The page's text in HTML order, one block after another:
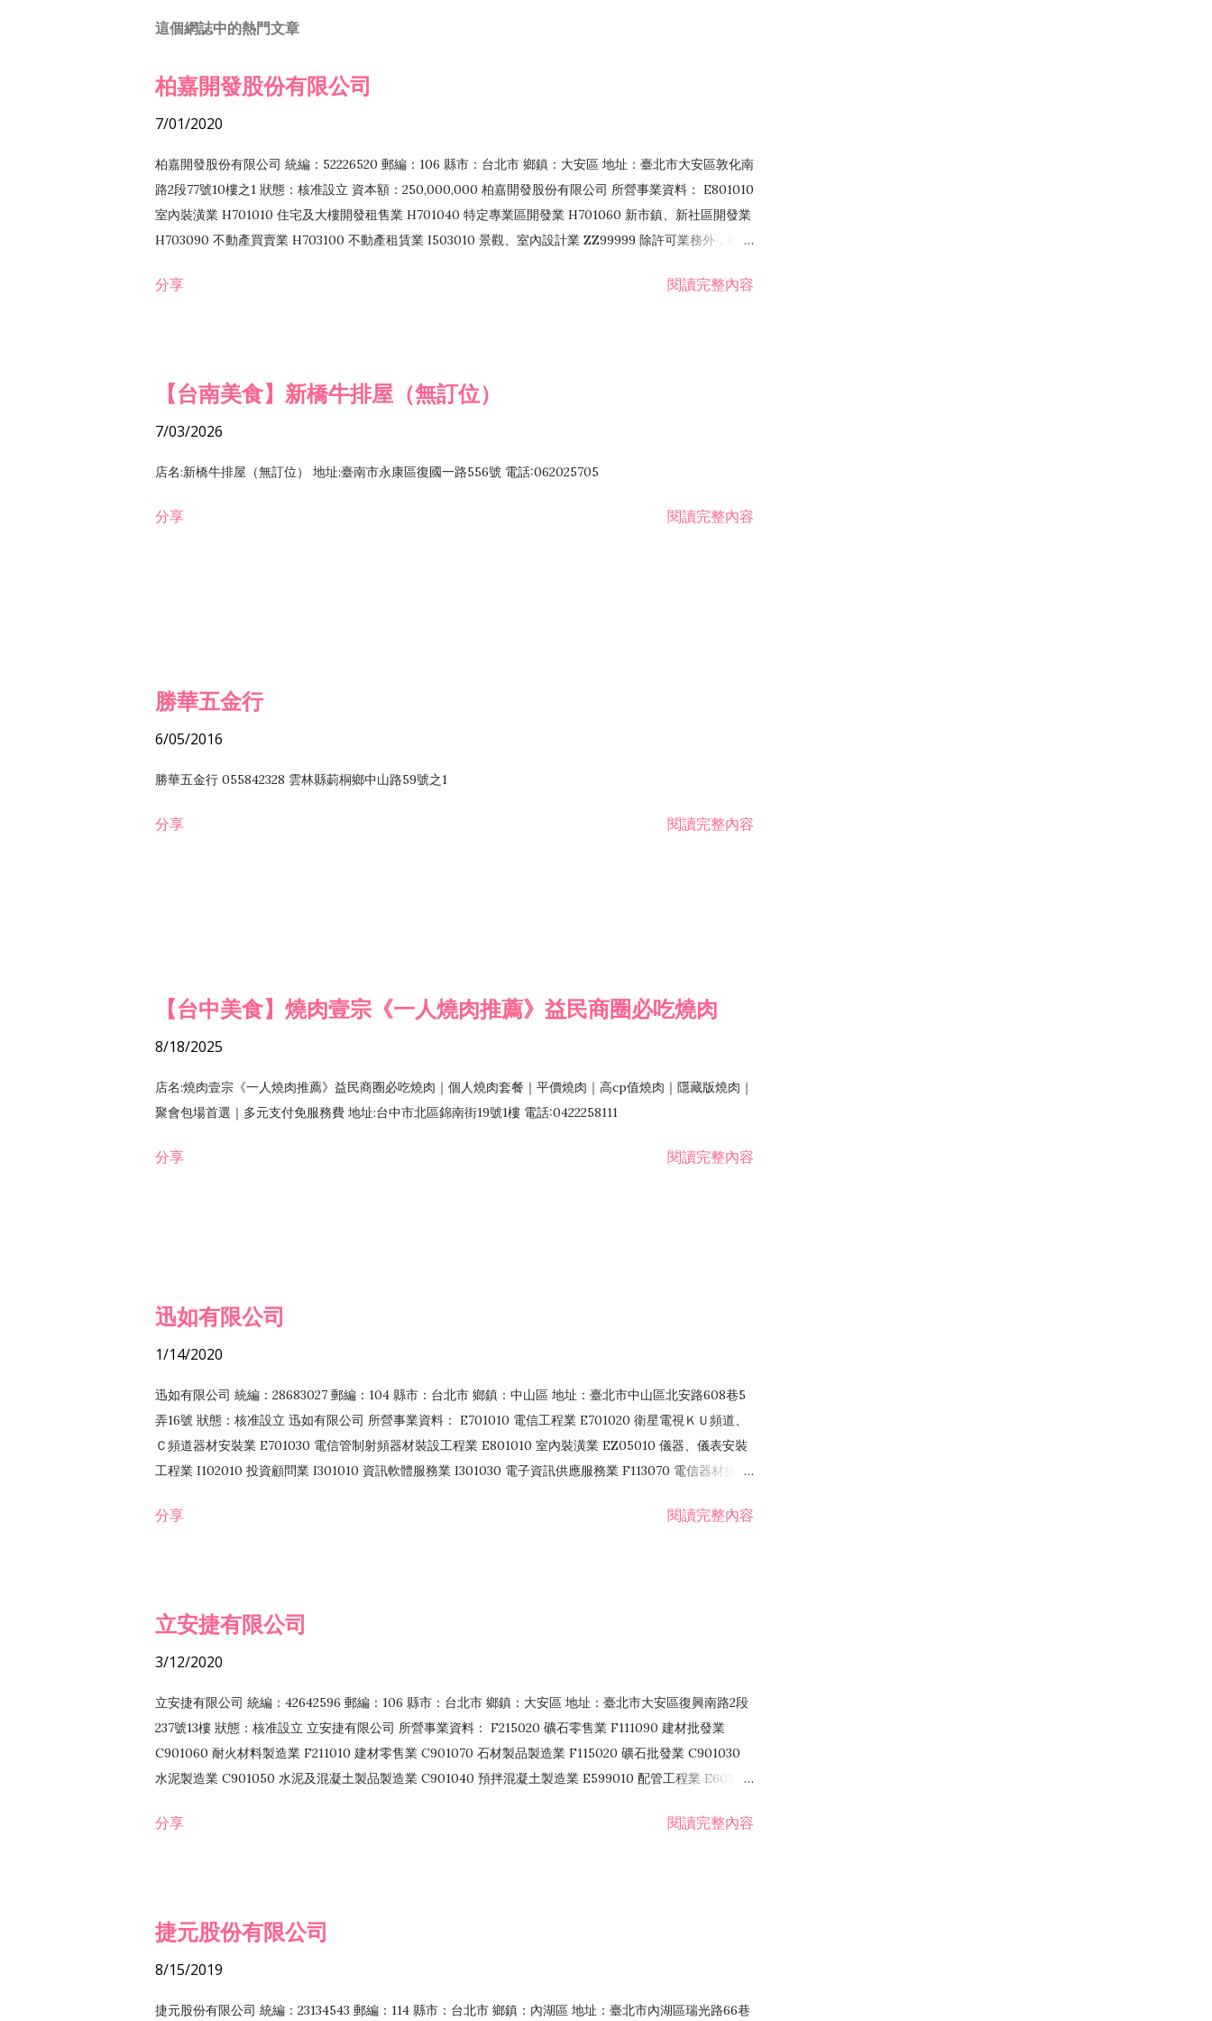
這個網誌中的熱門文章
柏嘉開發股份有限公司
7/01/2020
柏嘉開發股份有限公司 統編：52226520 郵編：106 縣市：台北市 鄉鎮：大安區 地址：臺北市大安區敦化南
路2段77號10樓之1 狀態：核准設立 資本額：250,000,000 柏嘉開發股份有限公司 所營事業資料： E801010
室內裝潢業 H701010 住宅及大樓開發租售業 H701040 特定專業區開發業 H701060 新市鎮、新社區開發業
H703090 不動產買賣業 H703100 不動產租賃業 I503010 景觀、室內設計業 ZZ99999 除許可業務外，得經
分享 閱讀完整內容
【台南美食】新橋牛排屋（無訂位）
7/03/2026
店名:新橋牛排屋（無訂位） 地址:臺南市永康區復國一路556號 電話:062025705
分享 閱讀完整內容
勝華五金行
6/05/2016
勝華五金行 055842328 雲林縣莿桐鄉中山路59號之1
分享 閱讀完整內容
【台中美食】燒肉壹宗《一人燒肉推薦》益民商圈必吃燒肉
8/18/2025
店名:燒肉壹宗《一人燒肉推薦》益民商圈必吃燒肉｜個人燒肉套餐｜平價燒肉｜高cp值燒肉｜隱藏版燒肉｜
聚會包場首選｜多元支付免服務費 地址:台中市北區錦南街19號1樓 電話:0422258111
分享 閱讀完整內容
迅如有限公司
1/14/2020
迅如有限公司 統編：28683027 郵編：104 縣市：台北市 鄉鎮：中山區 地址：臺北市中山區北安路608巷5
弄16號 狀態：核准設立 迅如有限公司 所營事業資料： E701010 電信工程業 E701020 衛星電視ＫＵ頻道、
Ｃ頻道器材安裝業 E701030 電信管制射頻器材裝設工程業 E801010 室內裝潢業 EZ05010 儀器、儀表安裝
工程業 I102010 投資顧問業 I301010 資訊軟體服務業 I301030 電子資訊供應服務業 F113070 電信器材批發
務 F102030 菸酒批發業 F203020 菸酒零售業 F401171 酒類輸入業
分享 閱讀完整內容
立安捷有限公司
3/12/2020
立安捷有限公司 統編：42642596 郵編：106 縣市：台北市 鄉鎮：大安區 地址：臺北市大安區復興南路2段
237號13樓 狀態：核准設立 立安捷有限公司 所營事業資料： F215020 礦石零售業 F111090 建材批發業
C901060 耐火材料製造業 F211010 建材零售業 C901070 石材製品製造業 F115020 礦石批發業 C901030
水泥製造業 C901050 水泥及混凝土製品製造業 C901040 預拌混凝土製造業 E599010 配管工程業 E603110
EZ99990 其他工程業 F102170 食品什貨批發業 F106020 日常用品批發業 F108031 醫療器材批發業
分享 閱讀完整內容
捷元股份有限公司
8/15/2019
捷元股份有限公司 統編：23134543 郵編：114 縣市：台北市 鄉鎮：內湖區 地址：臺北市內湖區瑞光路66巷